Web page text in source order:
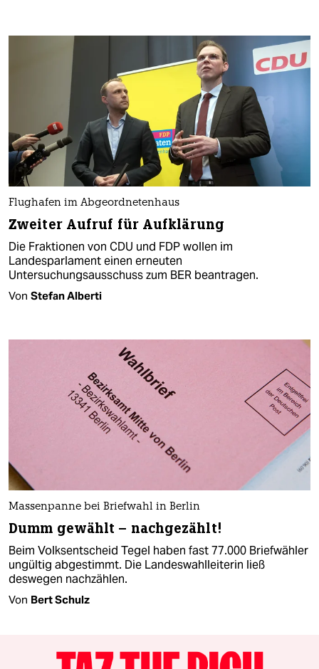
Flughafen im Abgeordnetenhaus
Zweiter Aufruf für Aufklärung
Die Fraktionen von CDU und FDP wollen im
Landesparlament einen erneuten
Untersuchungsausschuss zum BER beantragen.
Von Stefan Alberti
Massenpanne bei Briefwahl in Berlin
Dumm gewählt – nachgezählt!
Beim Volksentscheid Tegel haben fast 77.000 Briefwähler
ungültig abgestimmt. Die Landeswahlleiterin ließ
deswegen nachzählen.
Von Bert Schulz